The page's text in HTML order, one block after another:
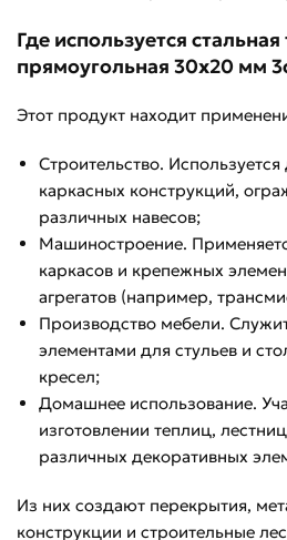
Где используется стальная
прямоугольная 30х20 мм
Этот продукт находит
Строительство.
каркасных конструкций,
различных навесов;
Машиностроение.
каркасов и крепежных
агрегатов (например,
Производство мебели.
элементами для стульев и
кресел;
Домашнее использование.
изготовлении теплиц,
различных декоративных
Из них создают перекрытия,
конструкции и строительные